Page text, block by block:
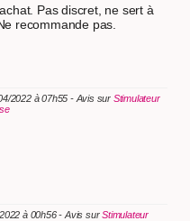
Pas discret, ne sert à
recommande pas.
2022 à 07h55 - Avis sur Stimulateur
à 00h56 - Avis surStimulateur